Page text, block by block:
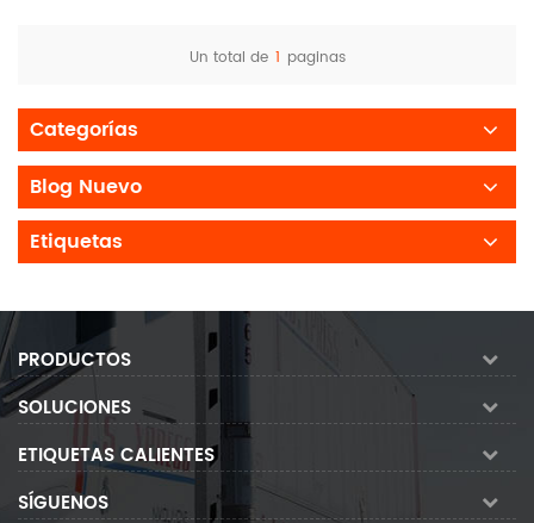
Un total de 1 paginas
Categorías
Blog Nuevo
Etiquetas
PRODUCTOS
SOLUCIONES
ETIQUETAS CALIENTES
SÍGUENOS